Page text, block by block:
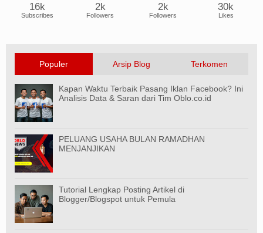
16k
Subscribes
2k
Followers
2k
Followers
30k
Likes
Populer Arsip Blog Terkomen
Kapan Waktu Terbaik Pasang Iklan Facebook? Ini
Analisis Data & Saran dari Tim Oblo.co.id
PELUANG USAHA BULAN RAMADHAN
MENJANJIKAN
Tutorial Lengkap Posting Artikel di
Blogger/Blogspot untuk Pemula